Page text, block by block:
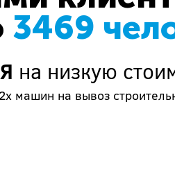
3469
на низкую
машин на вывоз